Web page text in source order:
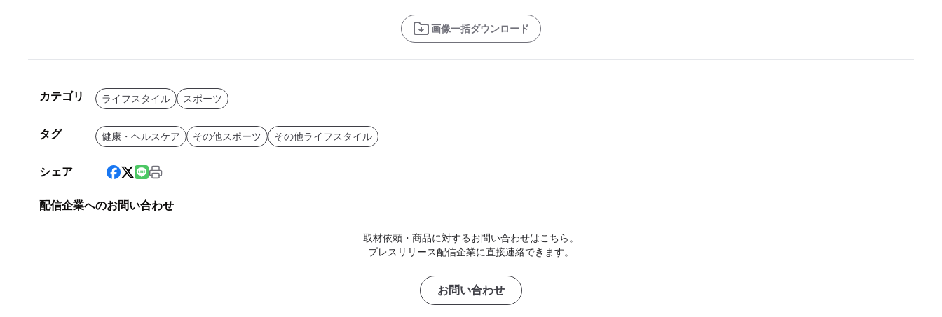
画像一括ダウンロード
カテゴリ ライフスタイル スポーツ
タグ 健康・ヘルスケア その他スポーツ その他ライフスタイル
シェア
配信企業へのお問い合わせ
取材依頼・商品に対するお問い合わせはこちら。
プレスリリース配信企業に直接連絡できます。
お問い合わせ